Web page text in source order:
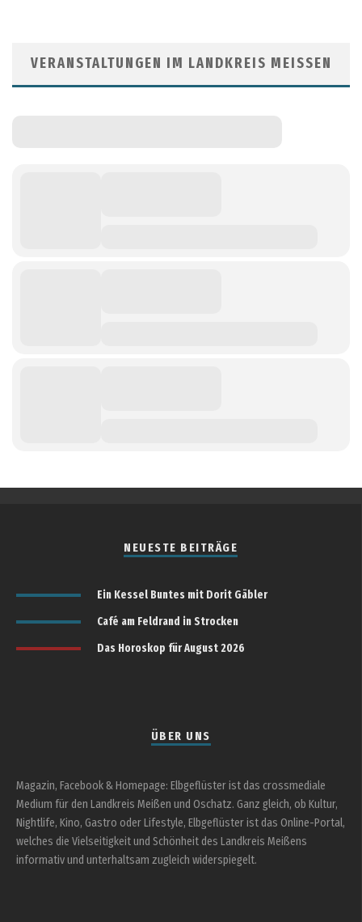
VERANSTALTUNGEN IM LANDKREIS MEISSEN
NEUESTE BEITRÄGE
Ein Kessel Buntes mit Dorit Gäbler
Café am Feldrand in Strocken
Das Horoskop für August 2026
ÜBER UNS
Magazin, Facebook & Homepage: Elbgeflüster ist das crossmediale
Medium für den Landkreis Meißen und Oschatz. Ganz gleich, ob Kultur,
Nightlife, Kino, Gastro oder Lifestyle, Elbgeflüster ist das Online-Portal,
welches die Vielseitigkeit und Schönheit des Landkreis Meißens
informativ und unterhaltsam zugleich widerspiegelt.